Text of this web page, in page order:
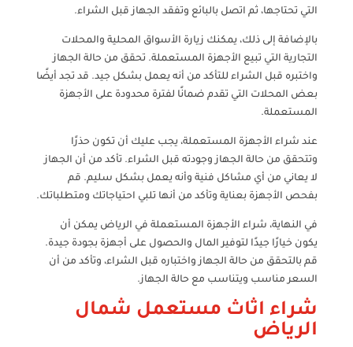
التي تحتاجها، ثم اتصل بالبائع وتفقد الجهاز قبل الشراء.
بالإضافة إلى ذلك، يمكنك زيارة الأسواق المحلية والمحلات
التجارية التي تبيع الأجهزة المستعملة. تحقق من حالة الجهاز
واختبره قبل الشراء للتأكد من أنه يعمل بشكل جيد. قد تجد أيضًا
بعض المحلات التي تقدم ضمانًا لفترة محدودة على الأجهزة
المستعملة.
عند شراء الأجهزة المستعملة، يجب عليك أن تكون حذرًا
وتتحقق من حالة الجهاز وجودته قبل الشراء. تأكد من أن الجهاز
لا يعاني من أي مشاكل فنية وأنه يعمل بشكل سليم. قم
بفحص الأجهزة بعناية وتأكد من أنها تلبي احتياجاتك ومتطلباتك.
في النهاية، شراء الأجهزة المستعملة في الرياض يمكن أن
يكون خيارًا جيدًا لتوفير المال والحصول على أجهزة بجودة جيدة.
قم بالتحقق من حالة الجهاز واختباره قبل الشراء، وتأكد من أن
السعر مناسب ويتناسب مع حالة الجهاز.
شراء اثاث مستعمل شمال
الرياض